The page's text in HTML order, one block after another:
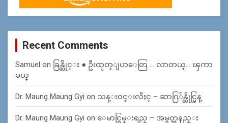
Recent Comments
Samuel on ခြန္ဆိုင္း ● ဦးထုတ္ျပာေတြ … လာတယ္… ၾကာ
မယ္
Dr. Maung Maung Gyi on သန္း၀င္းလိႈင္ – ဆာဂြ်န္ဆိုင္မြန္
Dr. Maung Maung Gyi on ေမာင္စြမ္းရည္ – အမွတ္အနည္း